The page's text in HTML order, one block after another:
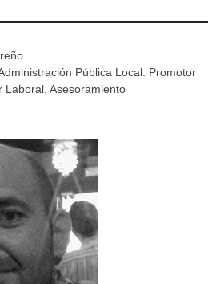
Pública Local. Promotor
Laboral. Asesoramiento